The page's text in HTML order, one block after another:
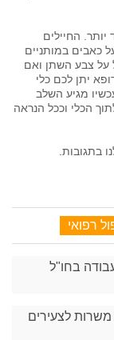
החיילים
כאבים במותניים
על צבע השתן ואם
יתן לכם כלי
מגיע השלב
לתוך הכלי וככל הנראה
בתגובות.
רפואי
בחו"ל
לצעירים